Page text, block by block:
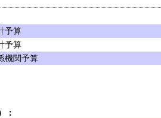
予算
予算
機関予算
：